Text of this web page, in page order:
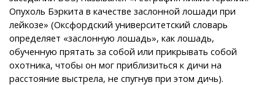
Опухоль Бэркита в качестве заслонной лошади при
лейкозе» (Оксфордский университетский словарь
определяет «заслонную лошадь», как лошадь,
обученную прятать за собой или прикрывать собой
охотника, чтобы он мог приблизиться к дичи на
расстояние выстрела, не спугнув при этом дичь).